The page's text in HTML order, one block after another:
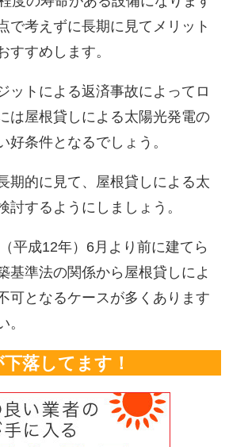
で考えずに長期に見てメリット
すすめします。
ットによる返済事故によってロ
は屋根貸しによる太陽光発電の
好条件となるでしょう。
期的に見て、屋根貸しによる太
討するようにしましょう。
平成12年）6月より前に建てら
基準法の関係から屋根貸しによ
可となるケースが多くあります
。
下落してます！